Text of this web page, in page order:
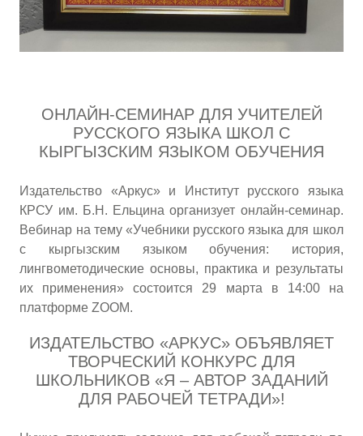
ОНЛАЙН-СЕМИНАР ДЛЯ УЧИТЕЛЕЙ
РУССКОГО ЯЗЫКА ШКОЛ С
КЫРГЫЗСКИМ ЯЗЫКОМ ОБУЧЕНИЯ
Издательство «Аркус» и Институт русского языка
КРСУ им. Б.Н. Ельцина организует онлайн-семинар.
Вебинар на тему «Учебники русского языка для школ
с кыргызским языком обучения: история,
лингвометодические основы, практика и результаты
их применения» состоится 29 марта в 14:00 на
платформе ZOOM.
ИЗДАТЕЛЬСТВО «АРКУС» ОБЪЯВЛЯЕТ
ТВОРЧЕСКИЙ КОНКУРС ДЛЯ
ШКОЛЬНИКОВ «Я – АВТОР ЗАДАНИЙ
ДЛЯ РАБОЧЕЙ ТЕТРАДИ»!